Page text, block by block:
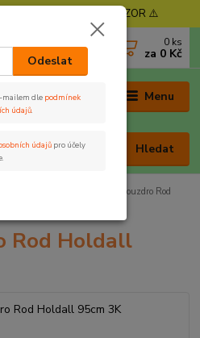
od 11. 8. - POZOR ⚠️
Menu
Hledat
0 ks
za 0 Kč
Suretti pouzdro Rod
Rod Holdall
Odeslat
mailem dle podmínek
údajů.
údajů pro účely